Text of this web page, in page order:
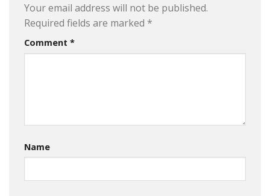
Your email address will not be published.
Required fields are marked *
Comment *
Name